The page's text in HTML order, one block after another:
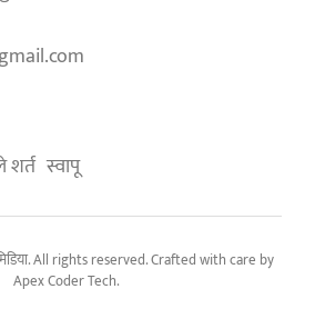
स्वापू
All rights reserved. Crafted with care by
Apex Coder Tech.